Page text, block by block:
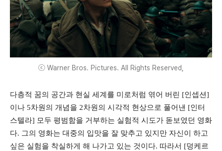
ⓒ Warner Bros. Pictures. All Rights Reserved,
다층적 꿈의 공간과 현실 세계를 미로처럼 엮어 버린 [인셉션]
이나 5차원의 개념을 2차원의 시각적 현상으로 풀어낸 [인터
스텔라] 모두 평범함을 거부하는 실험적 시도가 돋보였던 영화
다. 그의 영화는 대중의 입맛을 잘 맞추고 있지만 자신이 하고
싶은 실험을 착실하게 해 나가고 있는 것이다. 따라서 [덩케르